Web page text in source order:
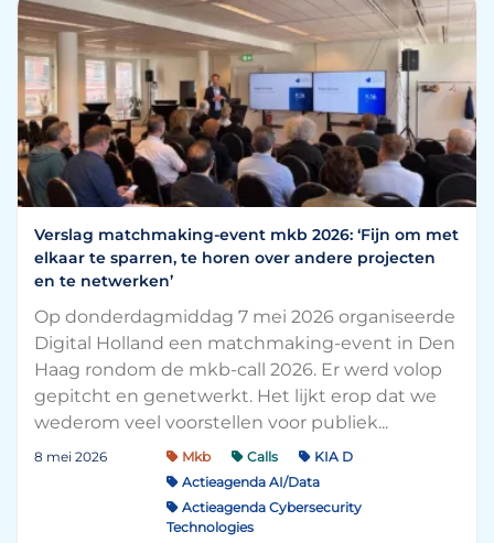
Verslag matchmaking-event mkb 2026: ‘Fijn om met
elkaar te sparren, te horen over andere projecten
en te netwerken’
Op donderdagmiddag 7 mei 2026 organiseerde
Digital Holland een matchmaking-event in Den
Haag rondom de mkb-call 2026. Er werd volop
gepitcht en genetwerkt. Het lijkt erop dat we
wederom veel voorstellen voor publiek...
8 mei 2026 Mkb Calls
KIA D
Actieagenda AI/Data
Actieagenda Cybersecurity
Technologies